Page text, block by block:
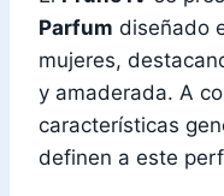
Parfum diseñado
mujeres,
y amaderada. A
características
definen a este